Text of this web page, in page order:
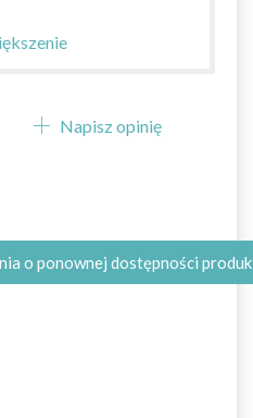
Napisz opinię
o ponownej dostępności